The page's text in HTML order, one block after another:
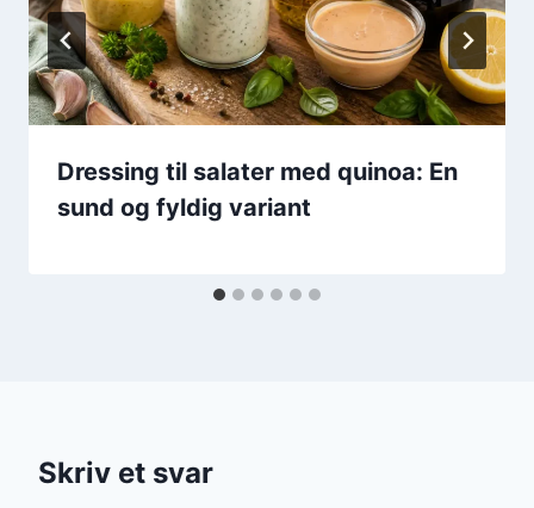
Dressing til salater med quinoa: En
sund og fyldig variant
Skriv et svar